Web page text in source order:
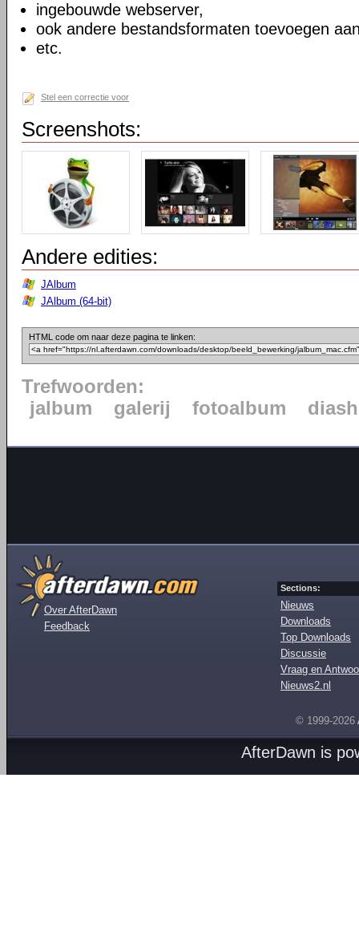
ingebouwde webserver,
ook andere bestandsformaten toevoegen
etc.
Stel een correctie voor
Screenshots:
Andere edities:
JAlbum
JAlbum (64-bit)
HTML code om naar deze pagina te linken:
Trefwoorden:
jalbum
galerij fotoalbum
Over AfterDawn
Feedback
Sections:
Nieuws
Downloads
Top Downloads
Discussie
Vraag en
Nieuws2.nl
© 1999-2026
AfterDawn is